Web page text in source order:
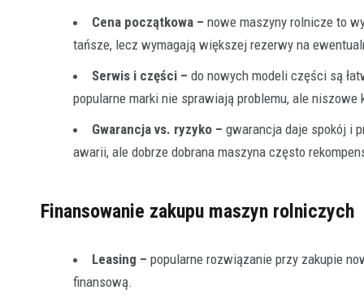
Cena początkowa – nowe maszyny rolnicze to
tańsze, lecz wymagają większej rezerwy na
Serwis i części – do nowych modeli części są
popularne marki nie sprawiają problemu, ale
Gwarancja vs. ryzyko – gwarancja daje spokój i
awarii, ale dobrze dobrana maszyna często
Finansowanie zakupu maszyn rolniczych
Leasing – popularne rozwiązanie przy zakupie
finansową.